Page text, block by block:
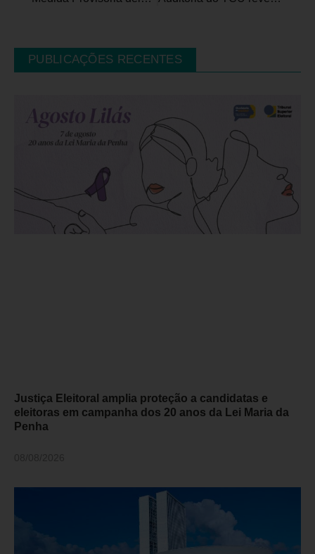
PUBLICAÇÕES RECENTES
Justiça Eleitoral amplia proteção a candidatas e
eleitoras em campanha dos 20 anos da Lei Maria da
Penha